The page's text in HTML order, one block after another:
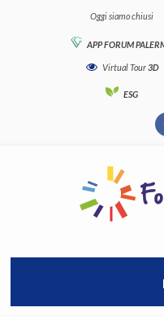
Oggi siamo chiusi
APP FORUM
Virtual Tour3D
ESG